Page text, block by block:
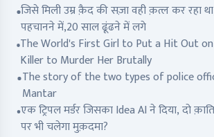
जिसे मिली उम्र क़ैद की सज़ा वही क़त्ल कर रहा
पहचानने में,20 साल ढूंढने में लगे
The World's First Girl to Put a Hit Out
Killer to Murder Her Brutally
The story of the two types of police
Mantar
एक ट्रिपल मर्डर जिसका Idea AI ने दिया, दो
पर भी चलेगा मुक़दमा?